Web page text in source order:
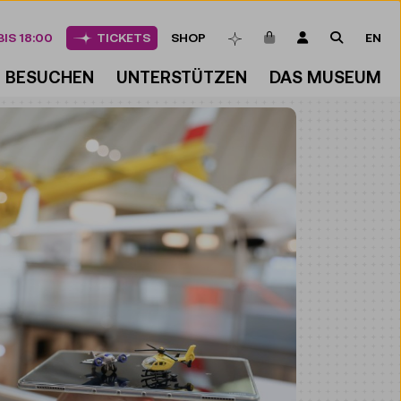
BESUCHEN UNTERSTÜTZEN DAS MUSEUM
18:00 TICKETS SHOP MERKLISTEARTIKEL IM
LOGIN SUCHE
EN